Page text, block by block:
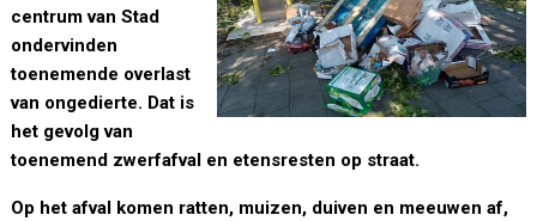
centrum van Stad
ondervinden
toenemende overlast
van ongedierte. Dat is
het gevolg van
toenemend zwerfafval en etensresten op straat.
Op het afval komen ratten, muizen, duiven en meeuwen af,